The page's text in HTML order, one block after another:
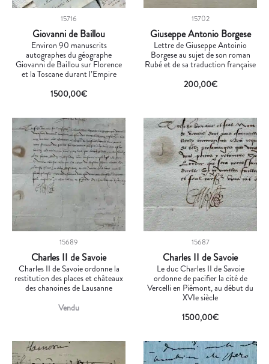
15716
Giovanni de Baillou
Environ 90 manuscrits
autographes du géographe
Giovanni de Baillou sur Florence
et la Toscane durant l’Empire
1500,00€
15702
Giuseppe Antonio Borgese
Lettre de Giuseppe Antoinio
Borgese au sujet de son roman
Rubé et de sa traduction française
200,00€
15689
Charles II de Savoie
Charles II de Savoie ordonne la
restitution des places et châteaux
des chanoines de Lausanne
Vendu
15687
Charles II de Savoie
Le duc Charles II de Savoie
ordonne de pacifier la cité de
Vercelli en Piémont, au début du
XVIe siècle
1500,00€